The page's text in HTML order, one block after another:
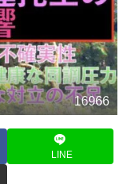
16966
LINE